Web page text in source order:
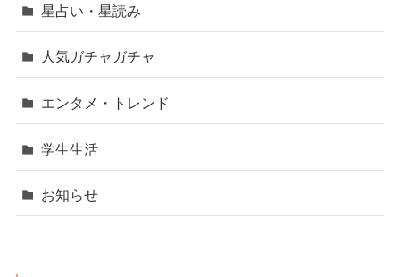
星占い・星読み
人気ガチャガチャ
エンタメ・トレンド
学生生活
お知らせ